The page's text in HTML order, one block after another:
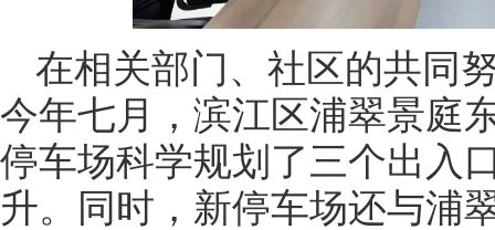
在相关部门、社区的共同
今年七月，滨江区浦翠景庭
停车场科学规划了三个出入
升。同时，新停车场还与浦